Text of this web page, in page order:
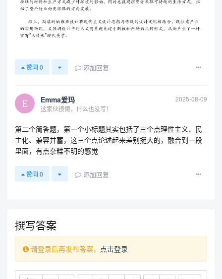
赞同 0 添加回复
Emma爱玛
2025-08-09
这家伙很懒，什么也没写！
第二个简答题，第一个小标题其实包括了三个点理性主义、民
主化、兼容并蓄，这三个点论述起来差别挺大的，融合到一段
里面，有点杂糅不明的感觉
赞同 0 添加回复
撰写答案
请登录后再发布答案， 点击登录